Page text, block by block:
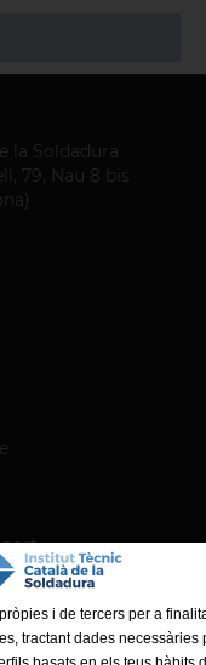
la Soldadura
79, Nau 8 bis
i de tercers per a
tractant dades necessàries